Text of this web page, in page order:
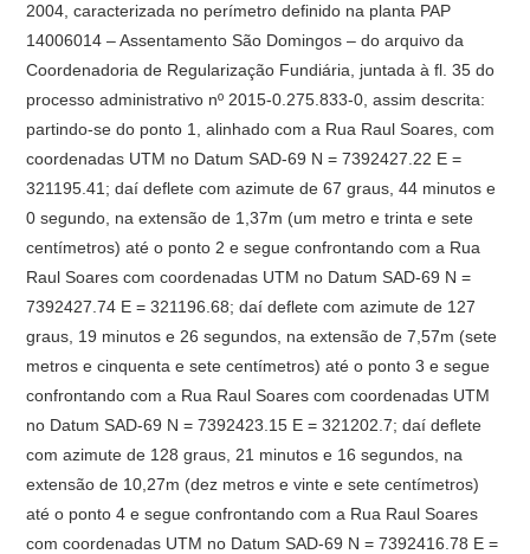
2004, caracterizada no perímetro definido na planta PAP
14006014 – Assentamento São Domingos – do arquivo da
Coordenadoria de Regularização Fundiária, juntada à fl. 35 do
processo administrativo nº 2015-0.275.833-0, assim descrita:
partindo-se do ponto 1, alinhado com a Rua Raul Soares, com
coordenadas UTM no Datum SAD-69 N = 7392427.22 E =
321195.41; daí deflete com azimute de 67 graus, 44 minutos e
0 segundo, na extensão de 1,37m (um metro e trinta e sete
centímetros) até o ponto 2 e segue confrontando com a Rua
Raul Soares com coordenadas UTM no Datum SAD-69 N =
7392427.74 E = 321196.68; daí deflete com azimute de 127
graus, 19 minutos e 26 segundos, na extensão de 7,57m (sete
metros e cinquenta e sete centímetros) até o ponto 3 e segue
confrontando com a Rua Raul Soares com coordenadas UTM
no Datum SAD-69 N = 7392423.15 E = 321202.7; daí deflete
com azimute de 128 graus, 21 minutos e 16 segundos, na
extensão de 10,27m (dez metros e vinte e sete centímetros)
até o ponto 4 e segue confrontando com a Rua Raul Soares
com coordenadas UTM no Datum SAD-69 N = 7392416.78 E =